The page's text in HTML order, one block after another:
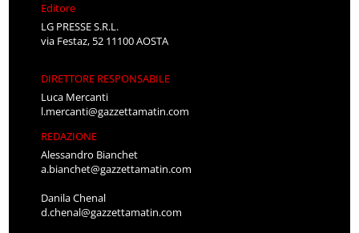
Editore
LG PRESSE S.R.L.
via Festaz, 52 11100 AOSTA
DIRETTORE RESPONSABILE
Luca Mercanti
l.mercanti@gazzettamatin.com
REDAZIONE
Alessandro Bianchet
a.bianchet@gazzettamatin.com
Danila Chenal
d.chenal@gazzettamatin.com